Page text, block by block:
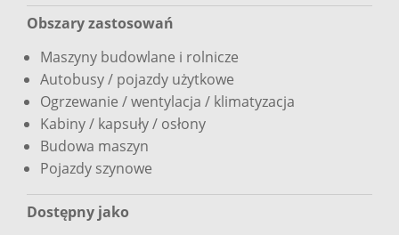
Obszary zastosowań
Maszyny budowlane i rolnicze
Autobusy / pojazdy użytkowe
Ogrzewanie / wentylacja / klimatyzacja
Kabiny / kapsuły / osłony
Budowa maszyn
Pojazdy szynowe
Dostępny jako